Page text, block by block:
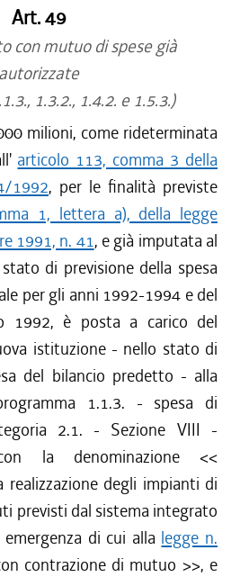
Art. 49
con mutuo di spese già
autorizzate
1.3.2., 1.4.2. e 1.5.3.)
milioni, come rideterminata
articolo 113, comma 3 della
1992, per le finalità previste
1, lettera a), della legge
1991, n. 41, e già imputata al
di previsione della spesa
per gli anni 1992-1994 e del
1992, è posta a carico del
istituzione - nello stato di
del bilancio predetto - alla
1.1.3. - spesa di
2.1. - Sezione VIII -
con la denominazione <<
realizzazione degli impianti di
previsti dal sistema integrato
di cui alla legge n.
contrazione di mutuo >>, e